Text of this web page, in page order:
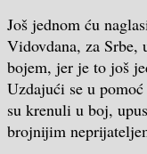
Još jednom ću
Vidovdana, za Srbe,
bojem, jer je to još
Uzdajući se u
su krenuli u boj,
brojnijim